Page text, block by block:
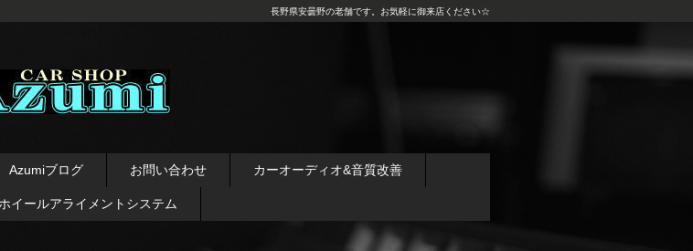
デッドニング カーオ
ディオ レカロシート
長野県安曇野の老舗です。お気軽に御来店ください☆
Azumiブログ お問い合わせ カーオーディオ&音質改善
イールアライメントシステム